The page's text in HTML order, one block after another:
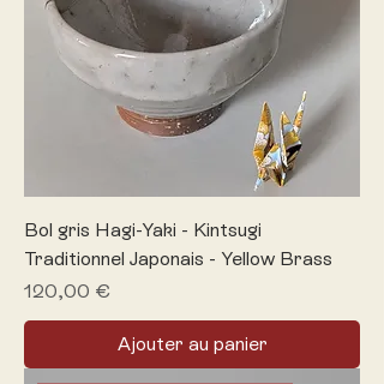
Bol gris Hagi-Yaki - Kintsugi
Traditionnel Japonais - Yellow Brass
Prix
120,00 €
Ajouter au panier